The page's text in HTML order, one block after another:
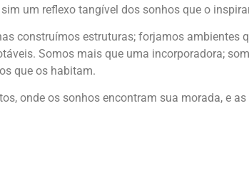
um reflexo tangível dos sonhos que o
construímos estruturas; forjamos ambientes
Somos mais que uma incorporadora;
que os habitam.
onde os sonhos encontram sua morada, e